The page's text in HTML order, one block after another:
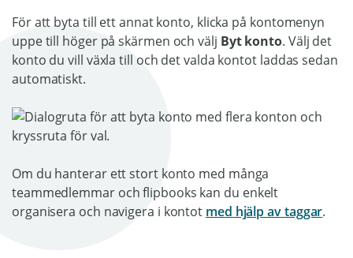
För att byta till ett annat konto, klicka på kontomenyn
uppe till höger på skärmen och välj Byt konto. Välj det
konto du vill växla till och det valda kontot laddas sedan
automatiskt.
Om du hanterar ett stort konto med många
teammedlemmar och flipbooks kan du enkelt
organisera och navigera i kontot med hjälp av taggar.